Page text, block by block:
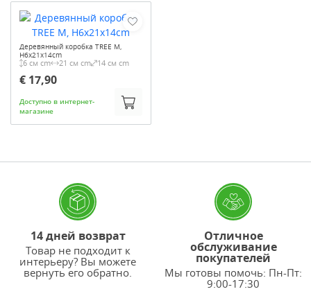
Деревянный коробка TREE M,
H6x21x14cm
6 см cm 21 см cm 14 см cm
€ 17,90
Доступно в интернет-
магазине
14 дней возврат
Товар не подходит к
интерьеру? Вы можете
вернуть его обратно.
Отличное
обслуживание
покупателей
Мы готовы помочь: Пн-Пт:
9:00-17:30